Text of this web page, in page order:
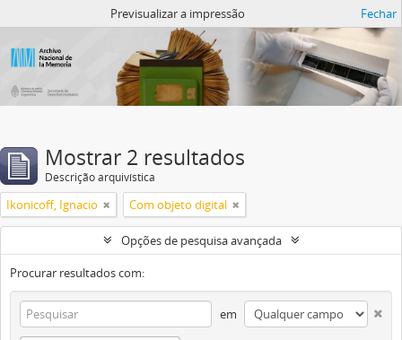
Previsualizar a impressão Fechar
Mostrar 2 resultados
Descrição arquivística
Ikonicoff, Ignacio Com objeto digital
Opções de pesquisa avançada
Procurar resultados com:
em